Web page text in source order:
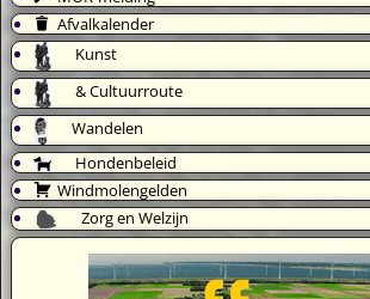
Afvalkalender
Kunst
& Cultuurroute
Wandelen
Hondenbeleid
Windmolengelden
Zorg en Welzijn